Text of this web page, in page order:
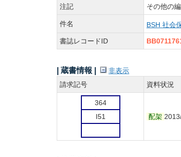
注記 その他の
件名 BSH 社会
書誌レコードID
| 蔵書情報 |
非表示
請求記号
資料状況
364
I51
配架